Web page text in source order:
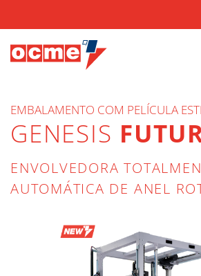
EMBALAMENTO COM PELÍCULA
GENESIS
ENVOLVEDORA
AUTOMÁTICA DE ANEL